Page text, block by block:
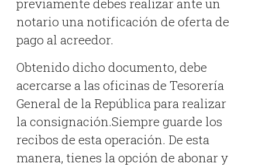
previamente debes realizar ante un
notario una notificación de oferta de
pago al acreedor.
Obtenido dicho documento, debe
acercarse a las oficinas de Tesorería
General de la República para realizar
la consignación.Siempre guarde los
recibos de esta operación. De esta
manera, tienes la opción de abonar y